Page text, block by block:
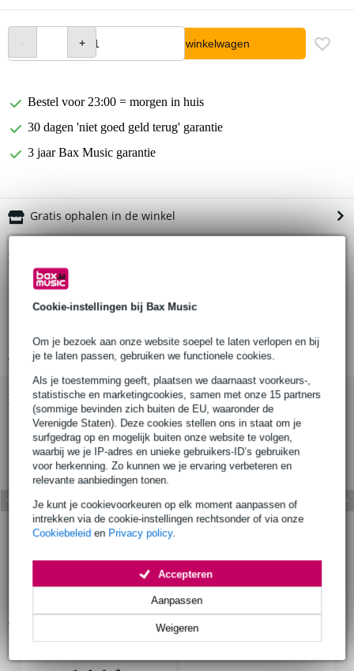
Cookie-instellingen bij Bax Music
Om je bezoek aan onze website soepel te laten verlopen en bij
je te laten passen, gebruiken we functionele cookies.
Als je toestemming geeft, plaatsen we daarnaast voorkeurs-,
statistische en marketingcookies, samen met onze 15 partners
(sommige bevinden zich buiten de EU, waaronder de
Verenigde Staten). Deze cookies stellen ons in staat om je
surfgedrag op en mogelijk buiten onze website te volgen,
waarbij we je IP-adres en unieke gebruikers-ID’s gebruiken
voor herkenning. Zo kunnen we je ervaring verbeteren en
relevante aanbiedingen tonen.
Je kunt je cookievoorkeuren op elk moment aanpassen of
intrekken via de cookie-instellingen rechtsonder of via onze
Cookiebeleid en Privacy policy.
Weigeren
Aanpassen
Accepteren
In winkelwagen
Bestel voor 23:00 = morgen in huis
30 dagen 'niet goed geld terug' garantie
3 jaar Bax Music garantie
Gratis ophalen in de winkel
Productinformatie
USB kabel
high speed 2.0 audio geoptimaliseerd
Bekijk alle productspecificaties
Bekijk ook eens (6)
Accessoires (7)